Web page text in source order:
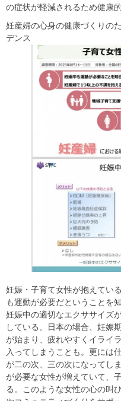
の症状が軽減されるため健康
妊産婦の心身の健康づくりの
デンス
妊娠・子育て女性が抱えてい
も運動が必要だということを
妊娠中の適切なエクササイズ
している。日本の場合、妊娠
が始まり、疲れやすくイライ
入ってしまうことも。更には
が二の次、三の次になってし
が必要な女性が増えていて、
る。このような女性の心の叫